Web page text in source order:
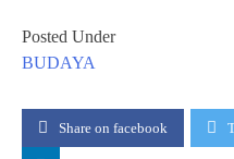
Posted Under
BUDAYA
Share on facebook